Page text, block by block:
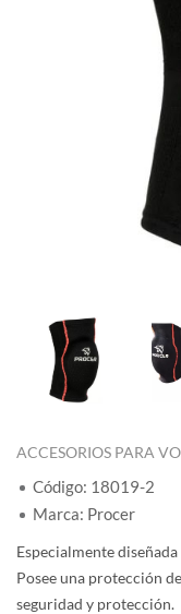
ACCESORIOS PARA
Código: 18019-2
Marca: Procer
Especialmente
Posee una protección
seguridad y protección.